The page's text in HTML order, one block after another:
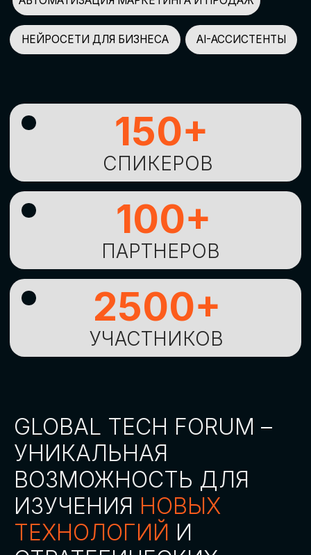
GLOBAL TECH FORUM –
ИЗУЧЕНИЯНОВЫХ
ТЕХНОЛОГИЙИ
СТРАТЕГИЧЕСКИХ
ПОДХОДОВ К ЦИФРОВОЙ
ТРАНСФОРМАЦИИ
БИЗНЕСА
ОСТАВИТЬ
ЗАЯВКУ
СКАЧАТЬ ПРОГРАММУ
СТАТЬ СПИКЕРОМ
Оставьте заявку, наши менеджеры
СТАТЬ УЧАСТНИКОМ